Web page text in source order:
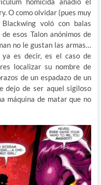
O como olvidar (pues muy
voló con balas
esos Talon anónimos de
no le gustan las armas…
ya es decir, es el caso de
localizar su nombre de
de un espadazo de un
dejo de ser aquel sigiloso
máquina de matar que no